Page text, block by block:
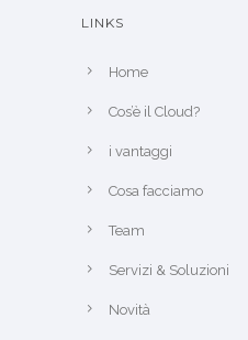
LINKS
Home
Cos’è il Cloud?
i vantaggi
Cosa facciamo
Team
Servizi & Soluzioni
Novità